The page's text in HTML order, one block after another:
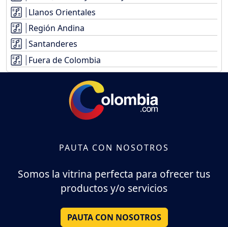
Llanos Orientales
Región Andina
Santanderes
Fuera de Colombia
PAUTA CON NOSOTROS
Somos la vitrina perfecta para ofrecer tus
productos y/o servicios
PAUTA CON NOSOTROS